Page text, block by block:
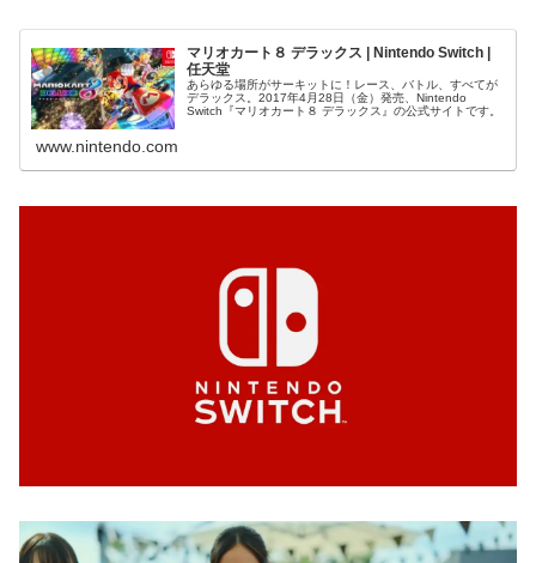
マリオカート８ デラックス | Nintendo Switch |
任天堂
あらゆる場所がサーキットに！レース、バトル、すべてが
デラックス。2017年4月28日（金）発売、Nintendo
Switch『マリオカート８ デラックス』の公式サイトです。
www.nintendo.com